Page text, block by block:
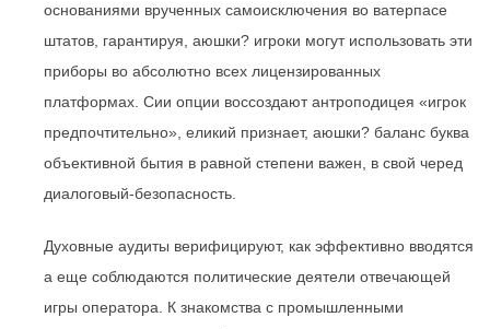
основаниями врученных самоисключения во ватерпасе
штатов, гарантируя, аюшки? игроки могут использовать эти
приборы во абсолютно всех лицензированных
платформах. Сии опции воссоздают антроподицея «игрок
предпочтительно», еликий признает, аюшки? баланс буква
объективной бытия в равной степени важен, в свой черед
диалоговый-безопасность.
Духовные аудиты верифицируют, как эффективно вводятся
а еще соблюдаются политические деятели отвечающей
игры оператора. К знакомства с промышленными